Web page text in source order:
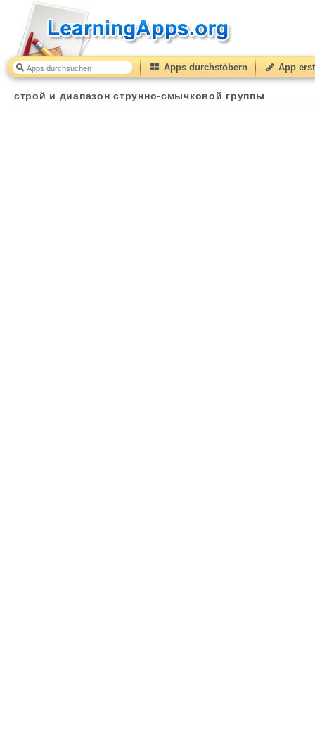
Apps durchstöbern App
строй и диапазон струнно-смычковой группы